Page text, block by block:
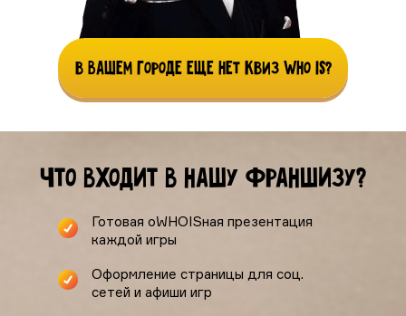
В вашем городе еще нет КВиз Who is?
Что входит в нашу франшизу?
Готовая оWHOISная презентация
каждой игры
Оформление страницы для соц.
сетей и афиши игр